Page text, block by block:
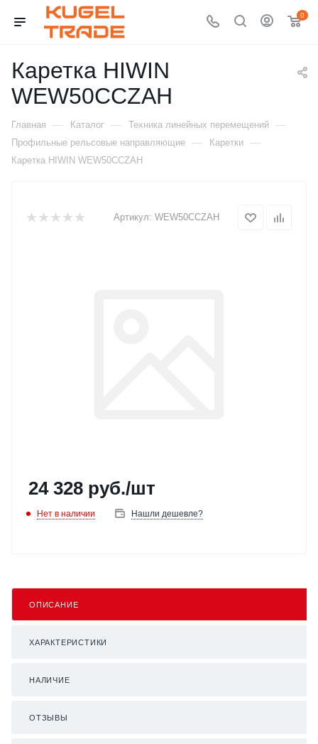
0
Каретка HIWIN
WEW50CCZAH
Главная — Каталог — Техника линейных перемещений —
Профильные рельсовые направляющие — Каретки —
Каретка HIWIN WEW50CCZAH
Артикул: WEW50CCZAH
24 328 руб./шт
Нет в наличии Нашли дешевле?
ОПИСАНИЕ
ХАРАКТЕРИСТИКИ
НАЛИЧИЕ
ОТЗЫВЫ